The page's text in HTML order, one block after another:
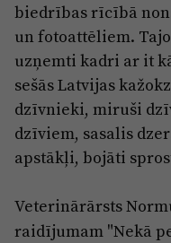
biedrības rīcībā
un fotoattēliem.
uzņemti kadri ar it
sešās Latvijas
dzīvnieki, miruši
dzīviem, sasalis
apstākļi, bojāti
Veterinārārsts
raidījumam "Nekā